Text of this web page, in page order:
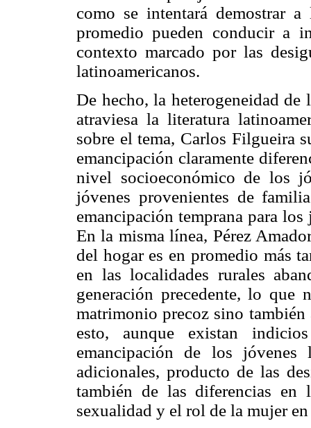
como se intentará demostrar
promedio pueden conducir a
contexto marcado por las
latinoamericanos.
De hecho, la heterogeneidad de
atraviesa la literatura
sobre el tema, Carlos Filgueira
emancipación claramente
nivel socioeconómico de los
jóvenes provenientes de
emancipación temprana para
En la misma línea, Pérez
del hogar es en promedio más
en las localidades rurales
generación precedente, lo que
matrimonio precoz sino
esto, aunque existan
emancipación de los jóvenes
adicionales, producto de las
también de las diferencias
sexualidad y el rol de la mujer en